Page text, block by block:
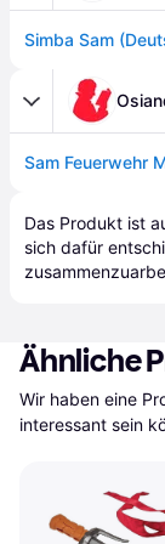
Simba Sam
Sam Feuerwehr
Das Produkt ist
sich dafür
Ähnliche
Wir haben eine
interessant sein